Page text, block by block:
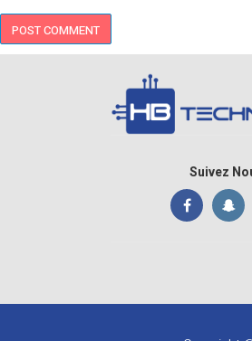
Suivez